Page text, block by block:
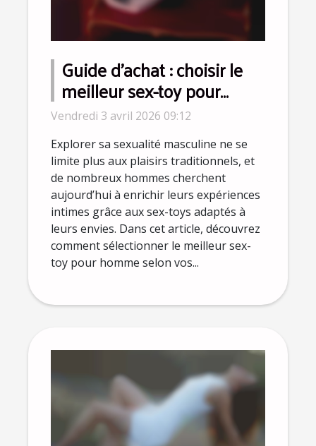
Guide d'achat : choisir le
meilleur sex-toy pour
homme en fonction de ses
préférences
Vendredi 3 avril 2026 09:12
Explorer sa sexualité masculine ne se
limite plus aux plaisirs traditionnels, et
de nombreux hommes cherchent
aujourd’hui à enrichir leurs expériences
intimes grâce aux sex-toys adaptés à
leurs envies. Dans cet article, découvrez
comment sélectionner le meilleur sex-
toy pour homme selon vos...